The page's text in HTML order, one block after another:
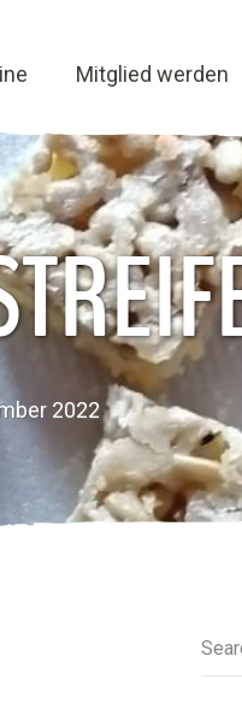
Mitglied werden
2022